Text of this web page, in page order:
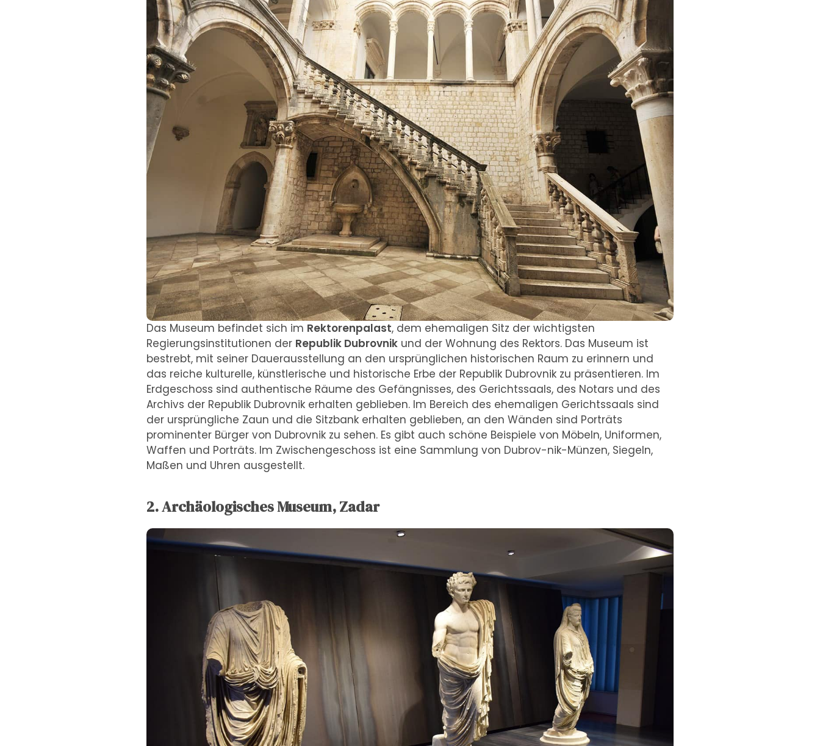
Das Museum befindet sich im Rektorenpalast, dem ehemaligen Sitz der wichtigsten
Regierungsinstitutionen der Republik Dubrovnik und der Wohnung des Rektors. Das Museum ist
bestrebt, mit seiner Dauerausstellung an den ursprünglichen historischen Raum zu erinnern und
das reiche kulturelle, künstlerische und historische Erbe der Republik Dubrovnik zu präsentieren. Im
Erdgeschoss sind authentische Räume des Gefängnisses, des Gerichtssaals, des Notars und des
Archivs der Republik Dubrovnik erhalten geblieben. Im Bereich des ehemaligen Gerichtssaals sind
der ursprüngliche Zaun und die Sitzbank erhalten geblieben, an den Wänden sind Porträts
prominenter Bürger von Dubrovnik zu sehen. Es gibt auch schöne Beispiele von Möbeln, Uniformen,
Waffen und Porträts. Im Zwischengeschoss ist eine Sammlung von Dubrov-nik-Münzen, Siegeln,
Maßen und Uhren ausgestellt.
2. Archäologisches Museum, Zadar